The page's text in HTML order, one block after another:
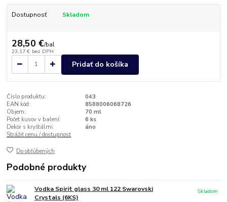
Dostupnosť Skladom
28,50 €/bal
23,17 € bez DPH
Pridať do košíka
Číslo produktu:
043
EAN kód:
8588006068726
Objem:
70 ml
Počet kusov v balení:
6 ks
Dekor s kryštálmi:
áno
Strážiť cenu / dostupnosť
Do obľúbených
Podobné produkty
Vodka Spirit glass 30 ml 122 Swarovski
Crystals (6KS)
Skladom